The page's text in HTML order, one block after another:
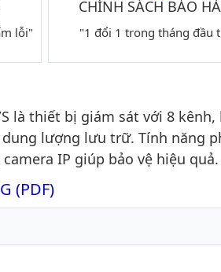
lỗi"
CHÍNH SÁCH BẢO
"1 đổi 1 trong tháng đầu
là thiết bị giám sát với 8
dung lượng lưu trữ. Tính năng
IP giúp bảo vệ hiệu quả.
(PDF)